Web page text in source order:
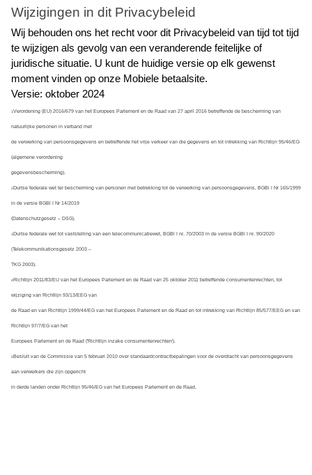
Wijzigingen in dit Privacybeleid
Wij behouden ons het recht voor dit Privacybeleid van tijd tot tijd
te wijzigen als gevolg van een veranderende feitelijke of
juridische situatie. U kunt de huidige versie op elk gewenst
moment vinden op onze Mobiele betaalsite.
Versie: oktober 2024
1Verordening (EU) 2016/679 van het Europees Parlement en de Raad van 27 april 2016 betreffende de bescherming van
natuurlijke personen in verband met
de verwerking van persoonsgegevens en betreffende het vrije verkeer van die gegevens en tot intrekking van Richtlijn 95/46/EG
(algemene verordening
gegevensbescherming).
2Duitse federale wet ter bescherming van personen met betrekking tot de verwerking van persoonsgegevens, BGBl I Nr 165/1999
in de versie BGBl I Nr 14/2019
(Datenschutzgesetz – DSG).
3Duitse federale wet tot vaststelling van een telecommunicatiewet, BGBl I nr. 70/2003 in de versie BGBl I nr. 90/2020
(Telekommunikationsgesetz 2003 –
TKG 2003).
4Richtlijn 2011/83/EU van het Europees Parlement en de Raad van 25 oktober 2011 betreffende consumentenrechten, tot
wijziging van Richtlijn 93/13/EEG van
de Raad en van Richtlijn 1999/44/EG van het Europees Parlement en de Raad en tot intrekking van Richtlijn 85/577/EEG en van
Richtlijn 97/7/EG van het
Europees Parlement en de Raad ('Richtlijn inzake consumentenrechten').
5Besluit van de Commissie van 5 februari 2010 over standaardcontractbepalingen voor de overdracht van persoonsgegevens
aan verwerkers die zijn opgericht
in derde landen onder Richtlijn 95/46/EG van het Europees Parlement en de Raad.